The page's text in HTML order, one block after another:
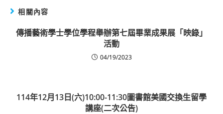
相關內容
傳播藝術學士學位學程舉辦第七屆畢業成果展「映錄」
活動
04/19/2023
114年12月13日(六)10:00-11:30圖書館美國交換生留學
講座(二次公告)